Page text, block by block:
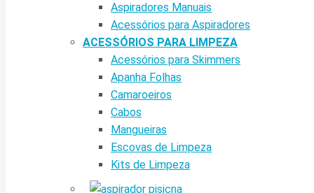
Aspiradores Manuais
Acessórios para Aspiradores
ACESSÓRIOS PARA LIMPEZA
Acessórios para Skimmers
Apanha Folhas
Camaroeiros
Cabos
Mangueiras
Escovas de Limpeza
Kits de Limpeza